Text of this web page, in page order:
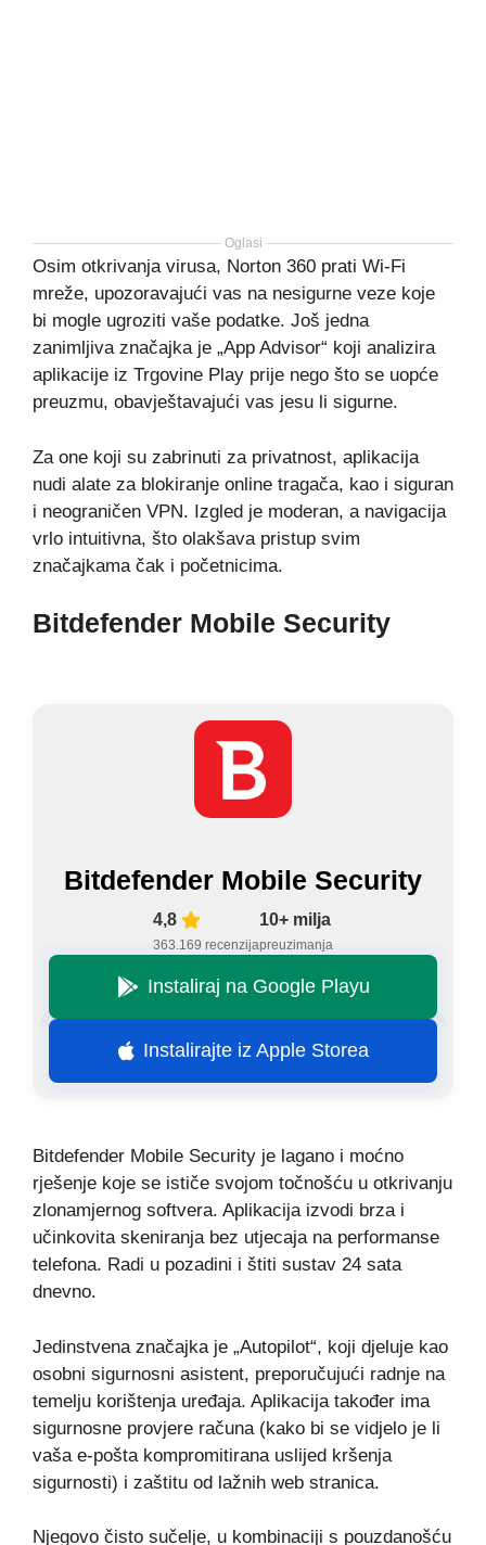
Oglasi
Osim otkrivanja virusa, Norton 360 prati Wi-Fi
mreže, upozoravajući vas na nesigurne veze koje
bi mogle ugroziti vaše podatke. Još jedna
zanimljiva značajka je „App Advisor“ koji analizira
aplikacije iz Trgovine Play prije nego što se uopće
preuzmu, obavještavajući vas jesu li sigurne.
Za one koji su zabrinuti za privatnost, aplikacija
nudi alate za blokiranje online tragača, kao i siguran
i neograničen VPN. Izgled je moderan, a navigacija
vrlo intuitivna, što olakšava pristup svim
značajkama čak i početnicima.
Bitdefender Mobile Security
Bitdefender Mobile Security
4,8
363.169 recenzija
10+ milja
preuzimanja
Instaliraj na Google Playu
Instalirajte iz Apple Storea
Bitdefender Mobile Security je lagano i moćno
rješenje koje se ističe svojom točnošću u otkrivanju
zlonamjernog softvera. Aplikacija izvodi brza i
učinkovita skeniranja bez utjecaja na performanse
telefona. Radi u pozadini i štiti sustav 24 sata
dnevno.
Jedinstvena značajka je „Autopilot“, koji djeluje kao
osobni sigurnosni asistent, preporučujući radnje na
temelju korištenja uređaja. Aplikacija također ima
sigurnosne provjere računa (kako bi se vidjelo je li
vaša e-pošta kompromitirana uslijed kršenja
sigurnosti) i zaštitu od lažnih web stranica.
Njegovo čisto sučelje, u kombinaciji s pouzdanošću